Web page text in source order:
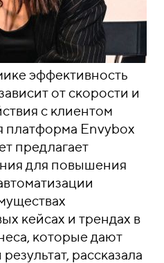
эффективность
от скорости и
с клиентом
платформа Envybox
предлагает
для повышения
кейсах и трендах в
которые дают
рассказала